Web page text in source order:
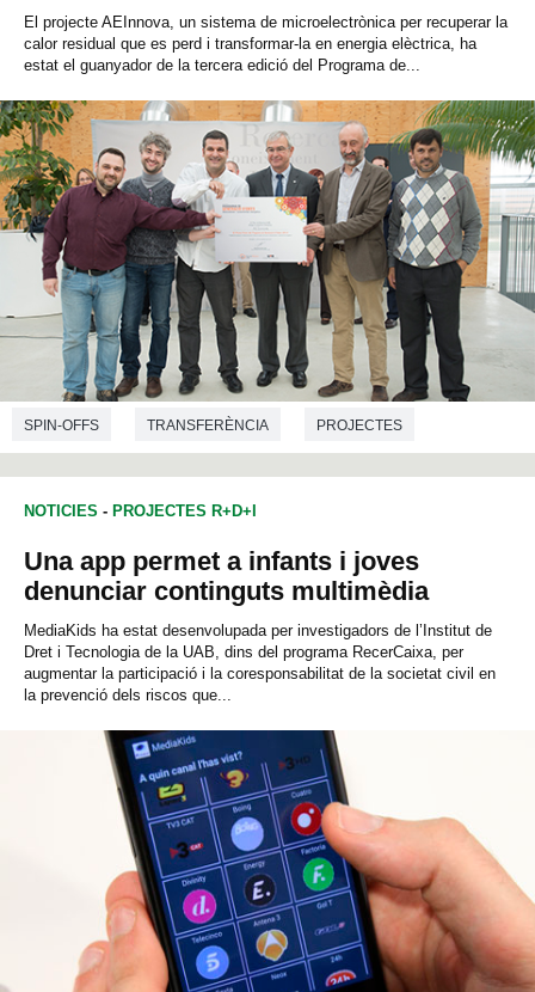
El projecte AEInnova, un sistema de microelectrònica per recuperar la
calor residual que es perd i transformar-la en energia elèctrica, ha
estat el guanyador de la tercera edició del Programa de...
SPIN-OFFS TRANSFERÈNCIA PROJECTES
CIÈNCIES AMBIENTALS ENGINYERIA ELECTRÒNICA
NOTICIES - PROJECTES R+D+I
Una app permet a infants i joves
denunciar continguts multimèdia
MediaKids ha estat desenvolupada per investigadors de l’Institut de
Dret i Tecnologia de la UAB, dins del programa RecerCaixa, per
augmentar la participació i la coresponsabilitat de la societat civil en
la prevenció dels riscos que...